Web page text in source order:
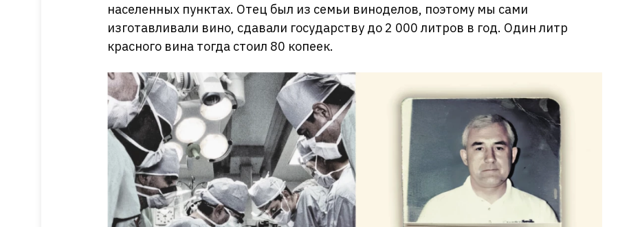
населенных пунктах. Отец был из семьи виноделов, поэтому мы сами
изготавливали вино, сдавали государству до 2 000 литров в год. Один литр
красного вина тогда стоил 80 копеек.